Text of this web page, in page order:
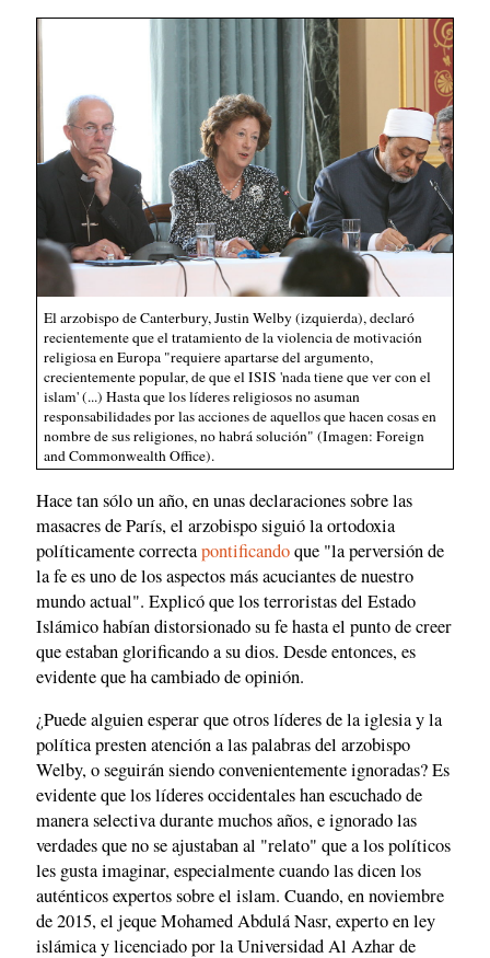
El arzobispo de Canterbury, Justin Welby (izquierda), declaró
recientemente que el tratamiento de la violencia de motivación
religiosa en Europa "requiere apartarse del argumento,
crecientemente popular, de que el ISIS 'nada tiene que ver con el
islam' (...) Hasta que los líderes religiosos no asuman
responsabilidades por las acciones de aquellos que hacen cosas en
nombre de sus religiones, no habrá solución" (Imagen: Foreign
and Commonwealth Office).
Hace tan sólo un año, en unas declaraciones sobre las
masacres de París, el arzobispo siguió la ortodoxia
políticamente correctapontificandoque "la perversión de
la fe es uno de los aspectos más acuciantes de nuestro
mundo actual". Explicó que los terroristas del Estado
Islámico habían distorsionado su fe hasta el punto de creer
que estaban glorificando a su dios. Desde entonces, es
evidente que ha cambiado de opinión.
¿Puede alguien esperar que otros líderes de la iglesia y la
política presten atención a las palabras del arzobispo
Welby, o seguirán siendo convenientemente ignoradas? Es
evidente que los líderes occidentales han escuchado de
manera selectiva durante muchos años, e ignorado las
verdades que no se ajustaban al "relato" que a los políticos
les gusta imaginar, especialmente cuando las dicen los
auténticos expertos sobre el islam. Cuando, en noviembre
de 2015, el jeque Mohamed Abdulá Nasr, experto en ley
islámica y licenciado por la Universidad Al Azhar de